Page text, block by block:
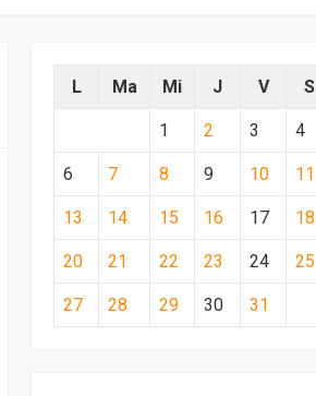
L Ma Mi J V S
1 2 3 4
6 7 8 9 10 11
13 14 15 16 17 18
20 21 22 23 24 25
27 28 29 30 31